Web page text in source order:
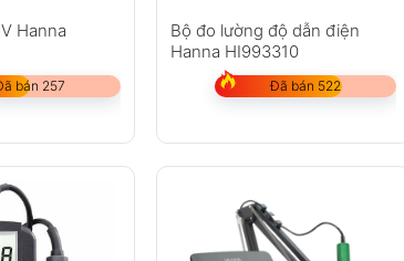
Hanna
bán 257
Bộ đo lường độ dẫn điện
Hanna HI993310
Đã bán 522